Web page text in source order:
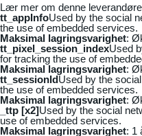
Lær mer om denne
tt_appInfoUsed by the social
the use of embedded services.
Maksimal lagringsvarighet:
tt_pixel_session_indexUsed
for tracking the use of
Maksimal lagringsvarighet:
tt_sessionIdUsed by the
the use of embedded services.
Maksimal lagringsvarighet:
_ttp [x2]Used by the social
use of embedded services.
Maksimal lagringsvarighet: 1